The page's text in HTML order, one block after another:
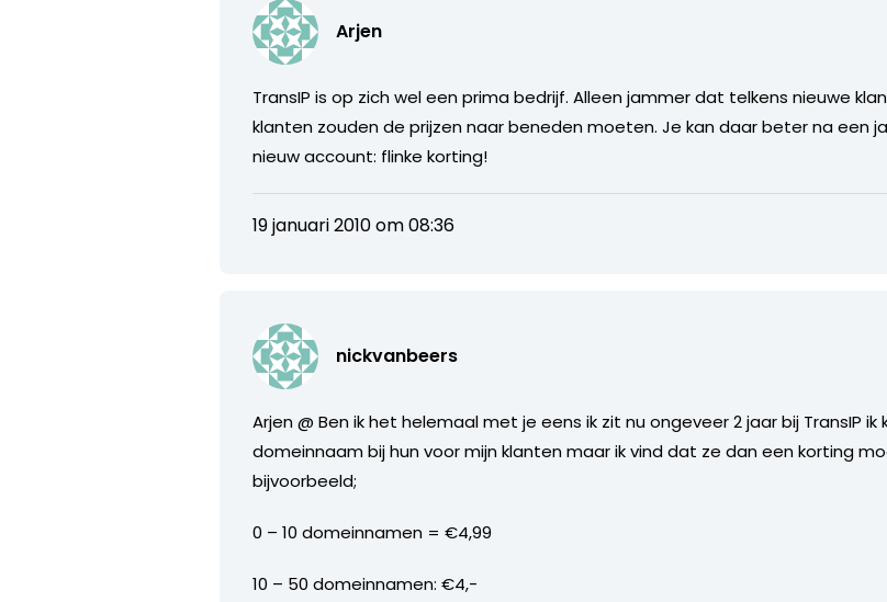
Arjen
TransIP is op zich wel een prima bedrijf. Alleen jammer dat telkens nieuwe
klanten zouden de prijzen naar beneden moeten. Je kan daar beter na een
nieuw account: flinke korting!
19 januari 2010 om 08:36
nickvanbeers
Arjen @ Ben ik het helemaal met je eens ik zit nu ongeveer 2 jaar bij TransIP
domeinnaam bij hun voor mijn klanten maar ik vind dat ze dan een korting
bijvoorbeeld;
0 – 10 domeinnamen = €4,99
10 – 50 domeinnamen: €4,-